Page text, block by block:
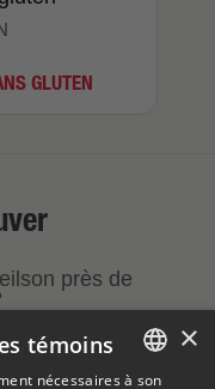
GLUTEN
près de
×
témoins
nécessaires à son